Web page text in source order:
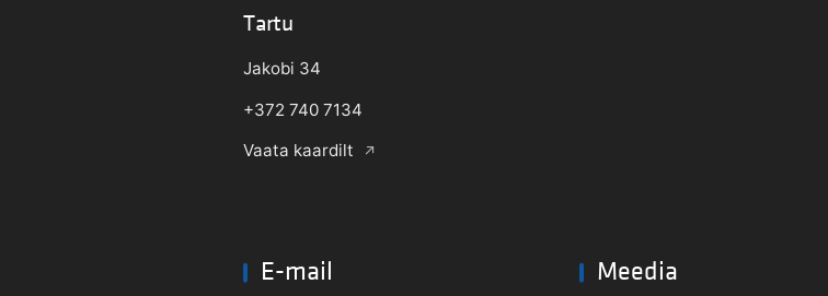
Tartu
Jakobi 34
+372 740 7134
Vaata kaardilt
E-mail Meedia